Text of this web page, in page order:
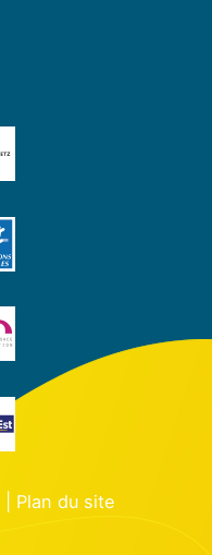
Plan du site